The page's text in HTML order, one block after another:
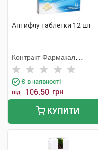
Антифлу таблетки 12 шт
Контракт Фармакал
Корпорейшн
Є в наявності
від 106.50 грн
КУПИТИ